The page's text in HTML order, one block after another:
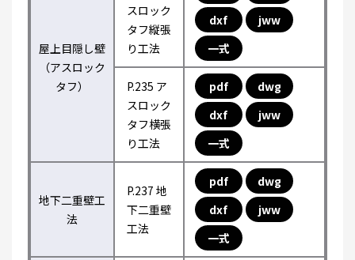
屋上目隠し壁
（アスロック
タフ）
スロック
タフ縦張
り工法
dxf
jww
一式
P.235 ア
スロック
タフ横張
り工法
pdf
dwg
dxf
jww
一式
地下二重壁工
法
P.237 地
下二重壁
工法
pdf
dwg
dxf
jww
一式